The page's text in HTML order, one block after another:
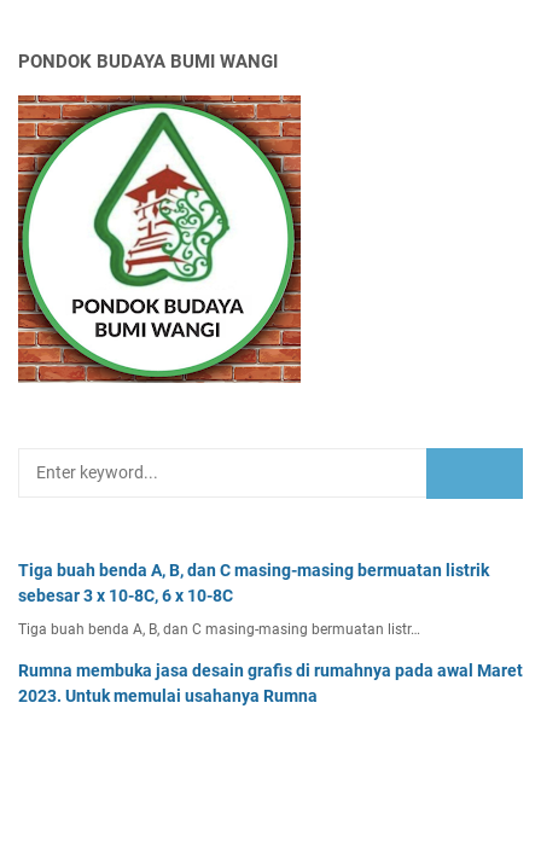
PONDOK BUDAYA BUMI WANGI
Tiga buah benda A, B, dan C masing-masing bermuatan listrik
sebesar 3 x 10-8C, 6 x 10-8C
Tiga buah benda A, B, dan C masing-masing bermuatan listr…
Rumna membuka jasa desain grafis di rumahnya pada awal Maret
2023. Untuk memulai usahanya Rumna